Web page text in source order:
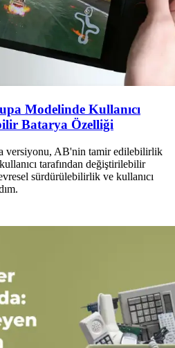
Modelinde Kullanıcı
Batarya Özelliği
versiyonu, AB'nin tamir edilebilirlik
tarafından değiştirilebilir
sürdürülebilirlik ve kullanıcı